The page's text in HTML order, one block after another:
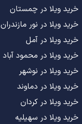
خرید ویلا در چمستان
خرید ویلا در نور مازندران
خرید ویلا در آمل
خرید ویلا در محمود آباد
خرید ویلا در نوشهر
خرید ویلا در دماوند
خرید ویلا در کردان
خرید ویلا در سهیلیه